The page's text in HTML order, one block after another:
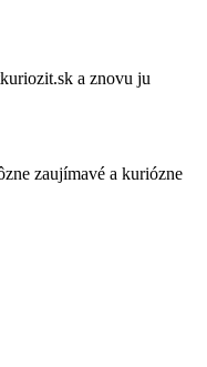
a znovu ju
zaujímavé a kuriózne